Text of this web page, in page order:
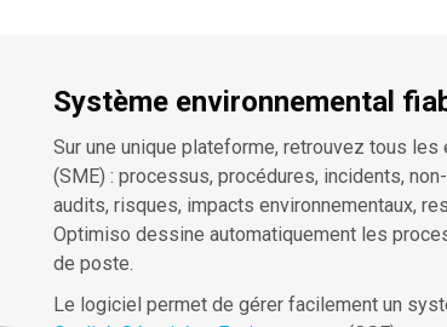
Système environnemental
Sur une unique plateforme, retrouvez tous
(SME) : processus, procédures, incidents,
audits, risques, impacts environnementaux,
Optimiso dessine automatiquement les
de poste.
Le logiciel permet de gérer facilement un